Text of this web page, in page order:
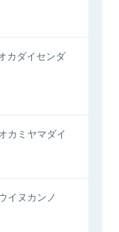
カダイセンダ
カミヤマダイ
イヌカンノ